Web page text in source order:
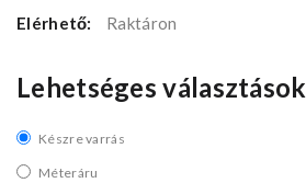
Elérhető:
Raktáron
Lehetséges választások
Készre varrás
Méteráru